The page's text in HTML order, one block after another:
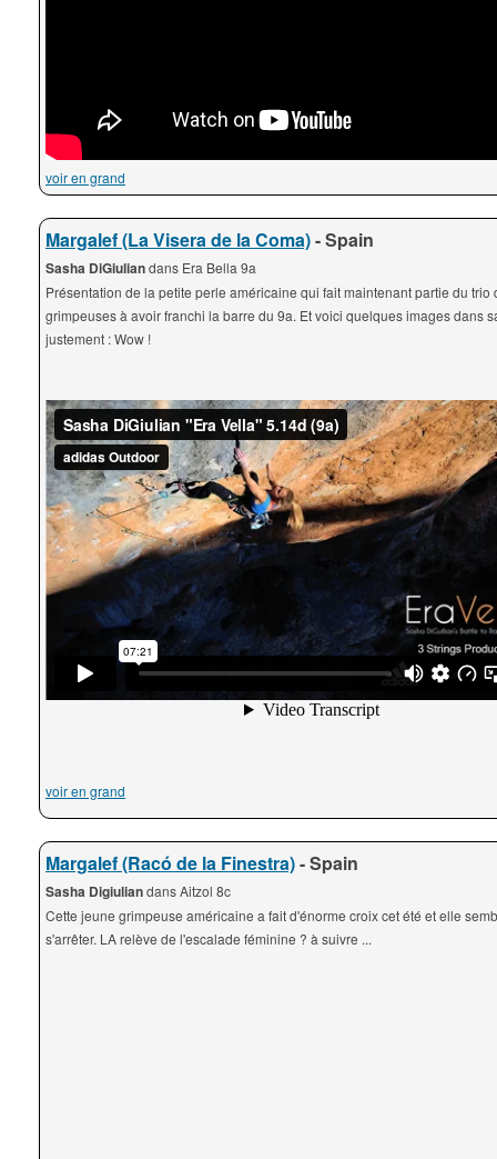
voir en grand
Margalef (La Visera de la Coma)- Spain
Sasha DiGiuliandans Era Bella 9a
Présentation de la petite perle américaine qui fait maintenant partie du trio
grimpeuses à avoir franchi la barre du 9a. Et voici quelques images dans
justement : Wow !
voir en grand
Margalef (Racó de la Finestra)- Spain
Sasha Digiuliandans Aitzol 8c
Cette jeune grimpeuse américaine a fait d'énorme croix cet été et elle
s'arrêter. LA relève de l'escalade féminine ? à suivre ...